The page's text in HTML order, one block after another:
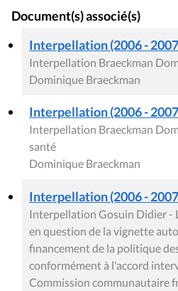
Document(s) associé(s)
Interpellation (2006 -
Interpellation Braeckman
Dominique Braeckman
Interpellation (2006 -
Interpellation Braeckman
santé
Dominique Braeckman
Interpellation (2006 -
Interpellation Gosuin Didier -
en question de la vignette
financement de la politique
conformément à l'accord
Commission communautaire